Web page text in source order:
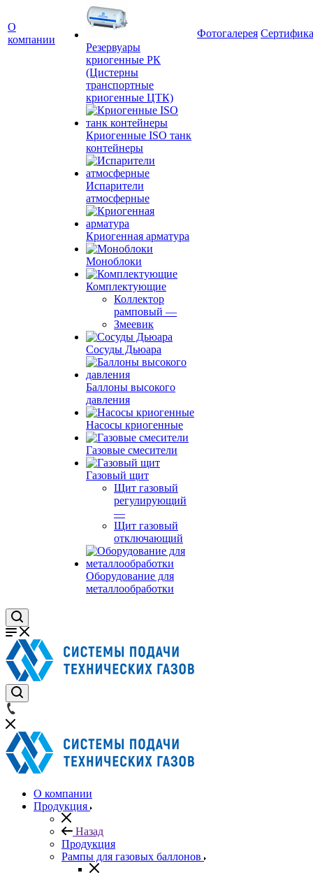
О
компании
Резервуары
криогенные РК
(Цистерны
транспортные
криогенные ЦТК)
Криогенные ISO танк
контейнеры
Испарители
атмосферные
Криогенная арматура
Моноблоки
Комплектующие
Коллектор
рамповый —
Змеевик
Сосуды Дьюара
Баллоны высокого
давления
Насосы криогенные
Газовые смесители
Газовый щит
Щит газовый
регулирующий
—
Щит газовый
отключающий
Оборудование для
металлообработки
Фотогалерея
О компании
Продукция
Назад
Продукция
Рампы для газовых баллонов